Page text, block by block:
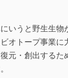
いうと野生生物
オトープ事業に
元・創出する